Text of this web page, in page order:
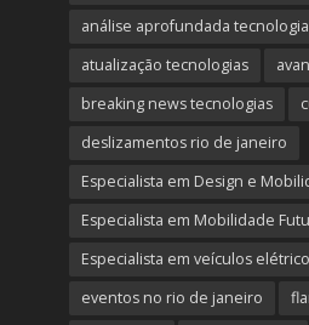
análise aprofundada
atualização tecnologias
breaking news tecnologias
deslizamentos rio de janeiro
Especialista em Design e
Especialista em Mobilidade
Especialista em veículos
eventos no rio de janeiro